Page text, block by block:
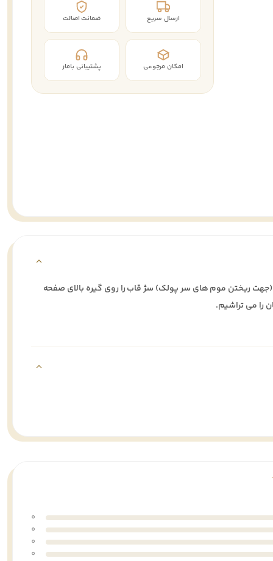
ارسال سریع ضمانت اصالت
امکان مرجوعی پشتیبانی بامار
(جهت ریختن موم های سر پولک) سژ قاب را روی گیره بالای صفحه
را می تراشیم.
0
0
0
0